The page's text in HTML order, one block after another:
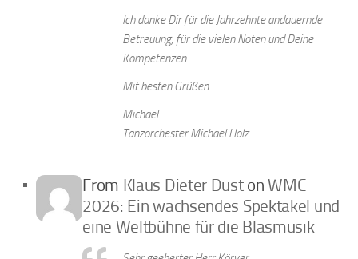
Ich danke Dir für die Jahrzehnte andauernde
Betreuung, für die vielen Noten und Deine
Kompetenzen.
Mit besten Grüßen
Michael
Tanzorchester Michael Holz
From Klaus Dieter DustonWMC
2026: Ein wachsendes Spektakel und
eine Weltbühne für die Blasmusik